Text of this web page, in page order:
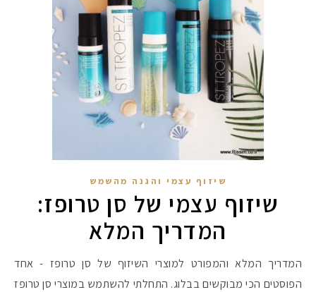
שיזוף עצמי והגנה מהשמש
שיזוף עצמי של סן טרופז:
המדריך המלא
המדריך המלא והמפורט למוצרי השיזוף של סן טרופז - אחד
הפוסטים הכי מבוקשים בבלוג. התחלתי להשתמש במוצרי סן טרופז